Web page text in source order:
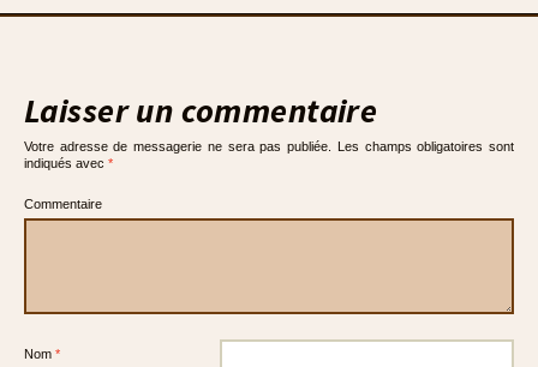
Laisser un commentaire
Votre adresse de messagerie ne sera pas publiée.
Les champs obligatoires sont
indiqués avec *
Commentaire
Nom *